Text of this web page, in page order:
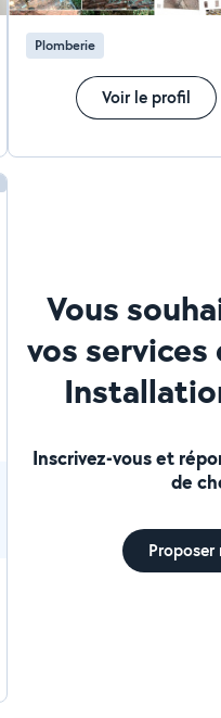
Plomberie
Voir le profil
Vous
vos
Inscrivez-vous et
de
Proposer